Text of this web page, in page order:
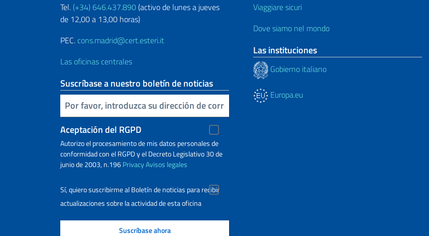
Tel. (+34) 646.437.890(activo de lunes a jueves
de 12,00 a 13,00 horas)
PEC. cons.madrid@cert.esteri.it
Las oficinas centrales
Suscríbase a nuestro boletín de noticias
Inserta tu correo electronico
Aceptación del RGPD
Autorizo ​​el procesamiento de mis datos personales de
conformidad con el RGPD y el Decreto Legislativo 30 de
junio de 2003, n.196PrivacyAvisos legales
Sí, quiero suscribirme al Boletín de noticias para recibir
actualizaciones sobre la actividad de esta oficina
Viaggiare sicuri
Dove siamo nel mondo
Las instituciones
Gobierno italiano
Europa.eu